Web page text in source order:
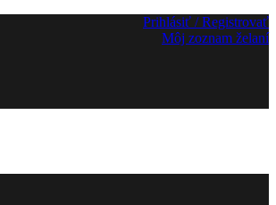
Prihlásiť / Registrovať
Môj zoznam želaní